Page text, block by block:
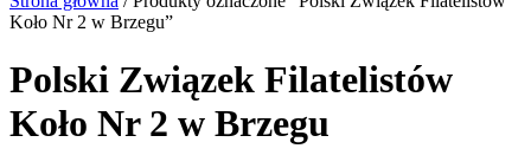
Koło Nr 2 w Brzegu”
Polski Związek Filatelistów
Koło Nr 2 w Brzegu